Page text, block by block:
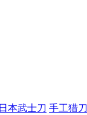
日本武士刀 手工猎刀